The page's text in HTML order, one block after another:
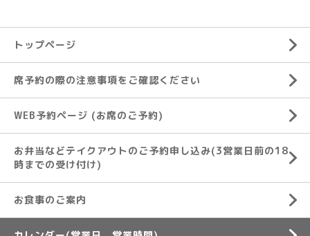
トップページ
席予約の際の注意事項をご確認ください
WEB予約ページ (お席のご予約)
お弁当などテイクアウトのご予約申し込み(3営業日前の18
時までの受け付け)
お食事のご案内